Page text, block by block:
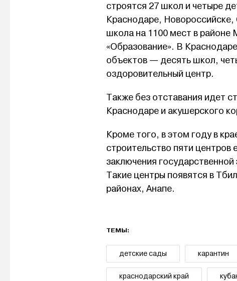
строятся 27 школ и четыре
Краснодаре,
школа на 1100 мест в районе
«Образование». В
объектов — десять школ,
оздоровительный центр.
Также без отставания идет
Краснодаре и акушерского
Кроме того, в этом году в
строительство пяти
заключения
Такие центры появятся в
районах, Анапе.
ТЕМЫ:
детские сады карантин
краснодарский край